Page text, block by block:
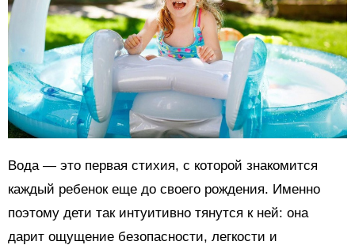
Вода — это первая стихия, с которой знакомится
каждый ребенок еще до своего рождения. Именно
поэтому дети так интуитивно тянутся к ней: она
дарит ощущение безопасности, легкости и